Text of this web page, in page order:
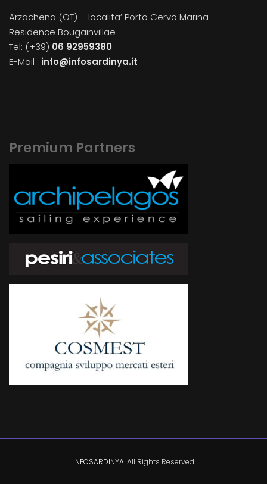
Arzachena (OT) – localita’ Porto Cervo Marina
Residence Bougainvillae
Tel: (+39) 06 92959380
E-Mail : info@infosardinya.it
Premium Partners
INFOSARDINYA. All Rights Reserved